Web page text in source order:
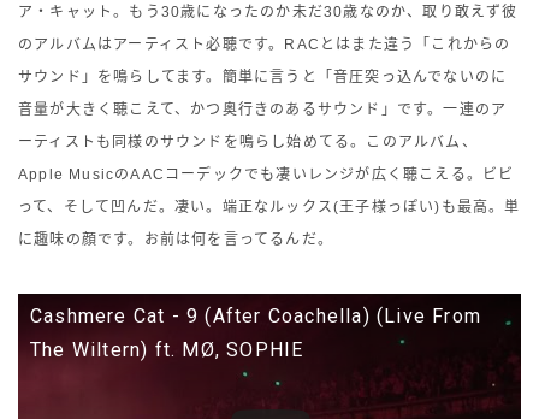
ア・キャット。もう30歳になったのか未だ30歳なのか、取り敢えず彼
のアルバムはアーティスト必聴です。RACとはまた違う「これからの
サウンド」を鳴らしてます。簡単に言うと「音圧突っ込んでないのに
音量が大きく聴こえて、かつ奥行きのあるサウンド」です。一連のア
ーティストも同様のサウンドを鳴らし始めてる。このアルバム、
Apple MusicのAACコーデックでも凄いレンジが広く聴こえる。ビビ
って、そして凹んだ。凄い。端正なルックス(王子様っぽい)も最高。単
に趣味の顔です。お前は何を言ってるんだ。
Cashmere Cat - 9 (After Coachella) (Live From
The Wiltern) ft. MØ, SOPHIE